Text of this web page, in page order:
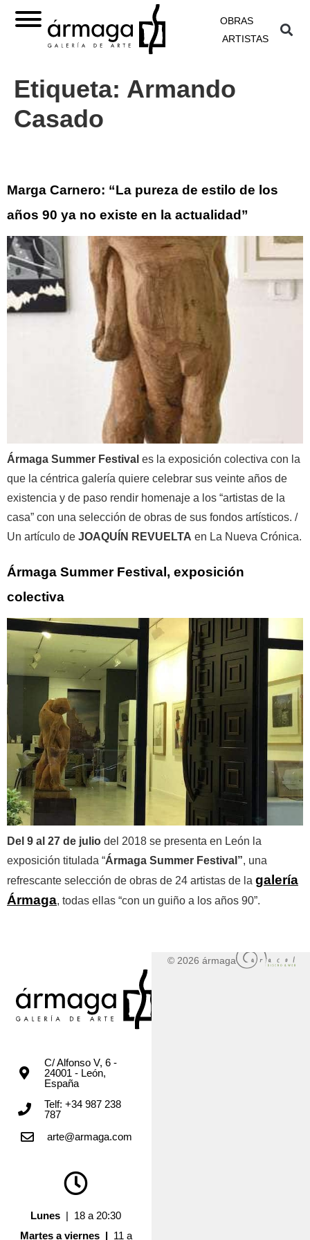
OBRAS
ARTISTAS
Etiqueta: Armando
Casado
Marga Carnero: “La pureza de estilo de los
años 90 ya no existe en la actualidad”
Ármaga Summer Festival es la exposición colectiva con la
que la céntrica galería quiere celebrar sus veinte años de
existencia y de paso rendir homenaje a los “artistas de la
casa” con una selección de obras de sus fondos artísticos. /
Un artículo de JOAQUÍN REVUELTA en La Nueva Crónica.
Ármaga Summer Festival, exposición
colectiva
Del 9 al 27 de julio del 2018 se presenta en León la
exposición titulada “Ármaga Summer Festival”, una
refrescante selección de obras de 24 artistas de la galería
Ármaga, todas ellas “con un guiño a los años 90”.
C/ Alfonso V, 6 -
24001 - León,
España
Telf: +34 987 238
787
arte@armaga.com
Lunes | 18 a 20:30
Martes a viernes | 11 a
© 2026 ármaga